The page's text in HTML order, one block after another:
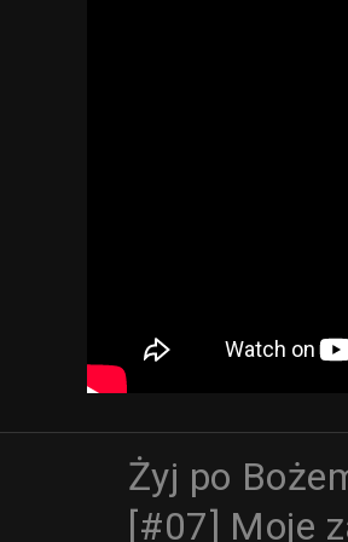
Żyj po
[#07] Moje